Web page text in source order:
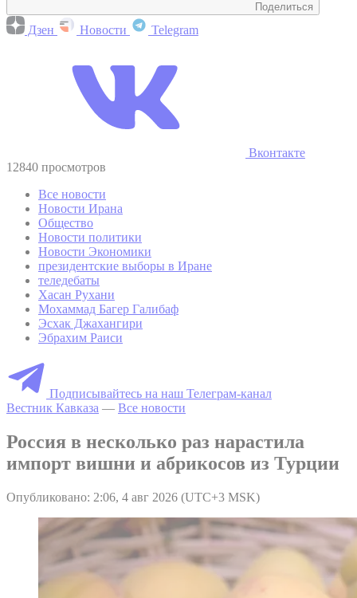
Поделиться
Дзен Новости Telegram
Вконтакте
12840 просмотров
Все новости
Новости Ирана
Общество
Новости политики
Новости Экономики
президентские выборы в Иране
теледебаты
Хасан Рухани
Мохаммад Багер Галибаф
Эсхак Джахангири
Эбрахим Раиси
Подписывайтесь на наш Телеграм-канал
Вестник Кавказа — Все новости
Россия в несколько раз нарастила
импорт вишни и абрикосов из Турции
Опубликовано: 2:06, 4 авг 2026 (UTC+3 MSK)